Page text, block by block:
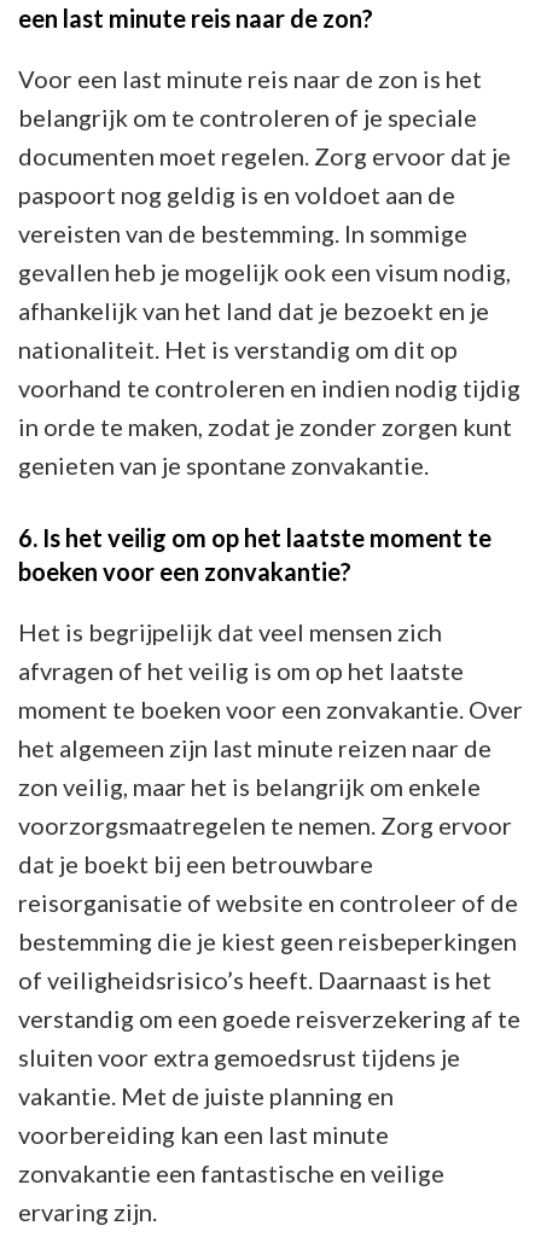
een last minute reis naar de zon?
Voor een last minute reis naar de zon is het
belangrijk om te controleren of je speciale
documenten moet regelen. Zorg ervoor dat je
paspoort nog geldig is en voldoet aan de
vereisten van de bestemming. In sommige
gevallen heb je mogelijk ook een visum nodig,
afhankelijk van het land dat je bezoekt en je
nationaliteit. Het is verstandig om dit op
voorhand te controleren en indien nodig tijdig
in orde te maken, zodat je zonder zorgen kunt
genieten van je spontane zonvakantie.
6. Is het veilig om op het laatste moment te
boeken voor een zonvakantie?
Het is begrijpelijk dat veel mensen zich
afvragen of het veilig is om op het laatste
moment te boeken voor een zonvakantie. Over
het algemeen zijn last minute reizen naar de
zon veilig, maar het is belangrijk om enkele
voorzorgsmaatregelen te nemen. Zorg ervoor
dat je boekt bij een betrouwbare
reisorganisatie of website en controleer of de
bestemming die je kiest geen reisbeperkingen
of veiligheidsrisico’s heeft. Daarnaast is het
verstandig om een goede reisverzekering af te
sluiten voor extra gemoedsrust tijdens je
vakantie. Met de juiste planning en
voorbereiding kan een last minute
zonvakantie een fantastische en veilige
ervaring zijn.